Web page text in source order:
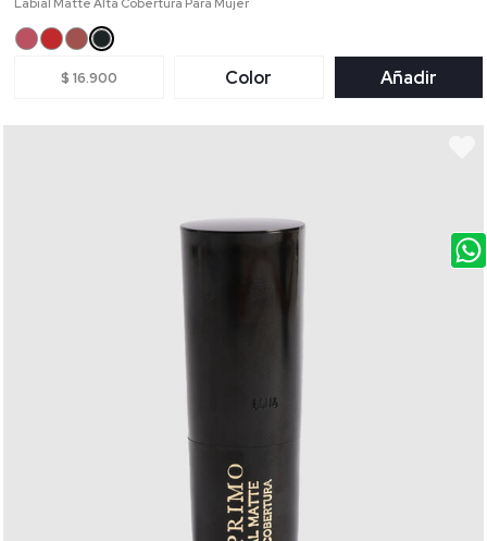
Labial Matte Alta Cobertura Para Mujer
$ 16.900 Color Añadir